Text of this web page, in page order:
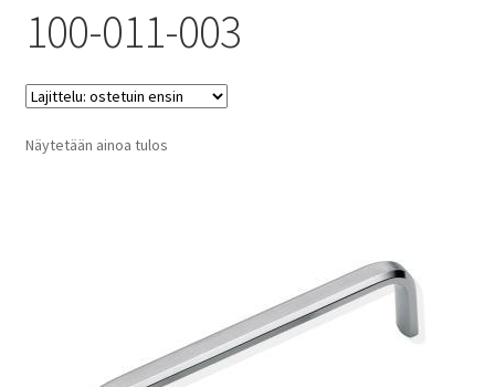
yksityisyyttä
peruuttamisoikeus
Ottaa yhteyttä
100-011-003
Näytetään ainoa tulos